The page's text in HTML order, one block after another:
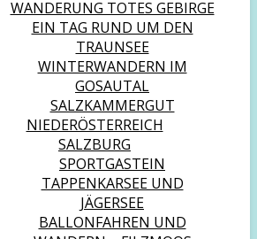
WANDERUNG TOTES GEBIRGE
EIN TAG RUND UM DEN
TRAUNSEE
WINTERWANDERN IM
GOSAUTAL
SALZKAMMERGUT
NIEDERÖSTERREICH
SALZBURG
SPORTGASTEIN
TAPPENKARSEE UND
JÄGERSEE
BALLONFAHREN UND